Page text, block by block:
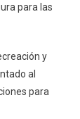
para las
y
al
para